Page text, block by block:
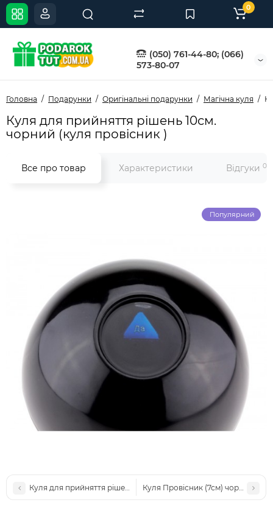
(050) 761-44-80; (066)
573-80-07
0
Головна Подарунки Оригінальні подарунки Магічна куля
Куля для прийняття рішень 10см.
чорний (куля провісник )
Все про товар Характеристики Відгуки 0
Популярний
Куля для прийняття рішень синя 7см ( куля провісник )
Куля Провісник (7см) чорний